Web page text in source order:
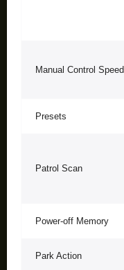
Manual Control Speed
Presets
Patrol Scan
Power-off Memory
Park Action